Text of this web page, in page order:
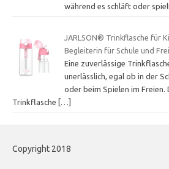
während es schläft oder
JARLSON® Trinkflasche für
Begleiterin für Schule und
Eine zuverlässige
unerlässlich, egal ob in der
oder beim Spielen im Freien.
Trinkflasche
[…]
Copyright 2018